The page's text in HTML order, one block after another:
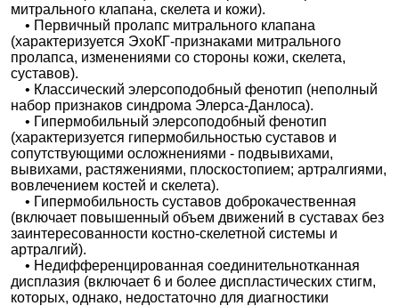
митрального клапана, скелета и кожи).
• Первичный пролапс митрального клапана
(характеризуется ЭхоКГ-признаками митрального
пролапса, изменениями со стороны кожи, скелета,
суставов).
• Классический элерсоподобный фенотип (неполный
набор признаков синдрома Элерса-Данлоса).
• Гипермобильный элерсоподобный фенотип
(характеризуется гипермобильностью суставов и
сопутствующими осложнениями - подвывихами,
вывихами, растяжениями, плоскостопием; артралгиями,
вовлечением костей и скелета).
• Гипермобильность суставов доброкачественная
(включает повышенный объем движений в суставах без
заинтересованности костно-скелетной системы и
артралгий).
• Недифференцированная соединительнотканная
дисплазия (включает 6 и более диспластических стигм,
которых, однако, недостаточно для диагностики